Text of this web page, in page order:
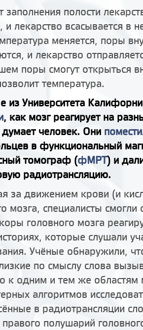
заполнения полости
лекарство всасывается в
меняется, поры
и лекарство
поры смогут открыться
температура.
из Университета
, как мозг реагирует на
человек. Они
в функциональный
томограф (фМРТ) и
радиотрансляцию.
за движением крови (и
мозга, специалисты
головного мозга
которые слушали
Учёные обнаружили,
по смыслу слова
к одним и тем же
алгоритмов
в радиотрансляции
полушарий